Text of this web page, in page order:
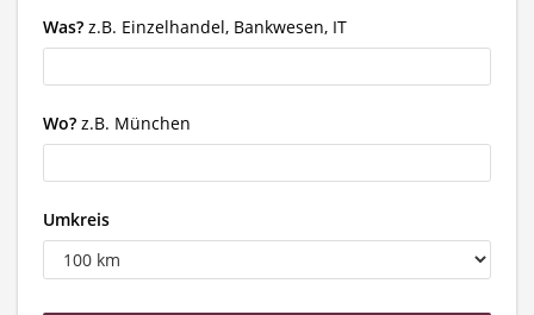
Was? z.B. Einzelhandel, Bankwesen, IT
Wo? z.B. München
Umkreis